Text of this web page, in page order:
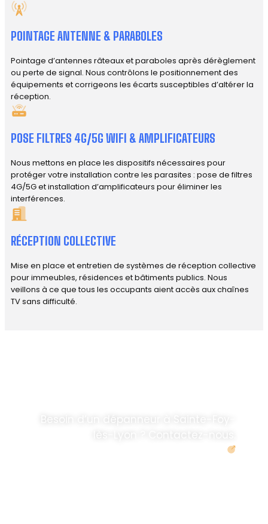
POINTAGE ANTENNE & PARABOLES
Pointage d’antennes râteaux et paraboles après dérèglement
ou perte de signal. Nous contrôlons le positionnement des
équipements et corrigeons les écarts susceptibles d’altérer la
réception.
POSE FILTRES 4G/5G WIFI & AMPLIFICATEURS
Nous mettons en place les dispositifs nécessaires pour
protéger votre installation contre les parasites : pose de filtres
4G/5G et installation d’amplificateurs pour éliminer les
interférences.
RÉCEPTION COLLECTIVE
Mise en place et entretien de systèmes de réception collective
pour immeubles, résidences et bâtiments publics. Nous
veillons à ce que tous les occupants aient accès aux chaînes
TV sans difficulté.
Besoin d’un dépanneur à Sainte-Foy-